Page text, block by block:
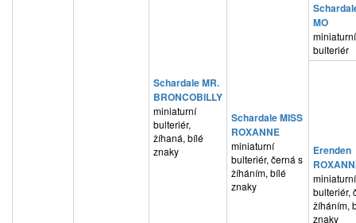
Schardale MR.
BRONCOBILLY
miniaturní
bulteriér,
žíhaná, bílé
znaky
Schardale MISS
ROXANNE
miniaturní
bulteriér, černá s
žíháním, bílé
znaky
MO
miniaturní
bulteriér
Erenden
miniaturní
bulteriér,
žíháním,
znaky